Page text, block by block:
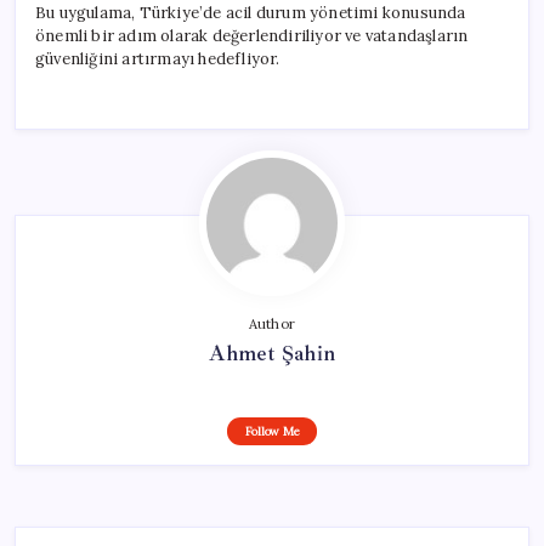
Bu uygulama, Türkiye’de acil durum yönetimi konusunda
önemli bir adım olarak değerlendiriliyor ve vatandaşların
güvenliğini artırmayı hedefliyor.
Author
Ahmet Şahin
Follow Me